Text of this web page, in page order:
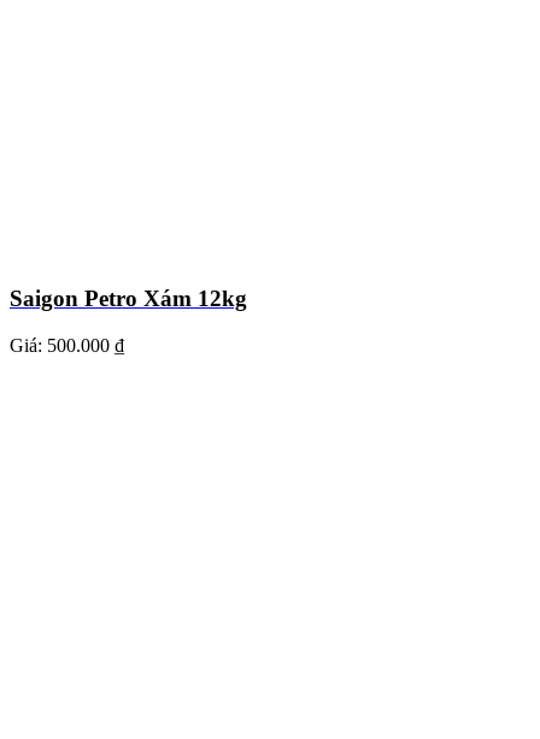
Saigon Petro Xám 12kg
Giá: 500.000 ₫